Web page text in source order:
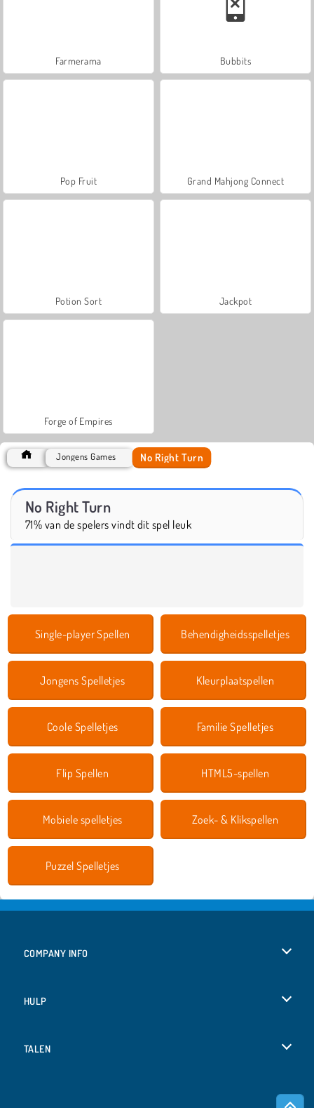
Farmerama Bubbits
Pop Fruit Grand Mahjong Connect
Potion Sort Jackpot
Forge of Empires
Jongens Games No Right Turn
No Right Turn
71% van de spelers vindt dit spel leuk
Single-player Spellen Behendigheidsspelletjes
Jongens Spelletjes Kleurplaatspellen
Coole Spelletjes Familie Spelletjes
Flip Spellen HTML5-spellen
Mobiele spelletjes Zoek- & Klikspellen
Puzzel Spelletjes
COMPANY INFO
HULP
TALEN